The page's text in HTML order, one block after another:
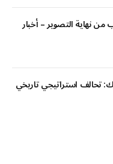
نهاية التصوير – أخبار
تحالف استراتيجي تاريخي